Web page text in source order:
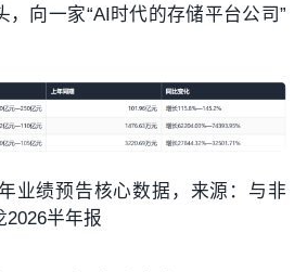
，向一家“AI时代的存储平台公司”
业绩预告核心数据，来源：与非
2026半年报